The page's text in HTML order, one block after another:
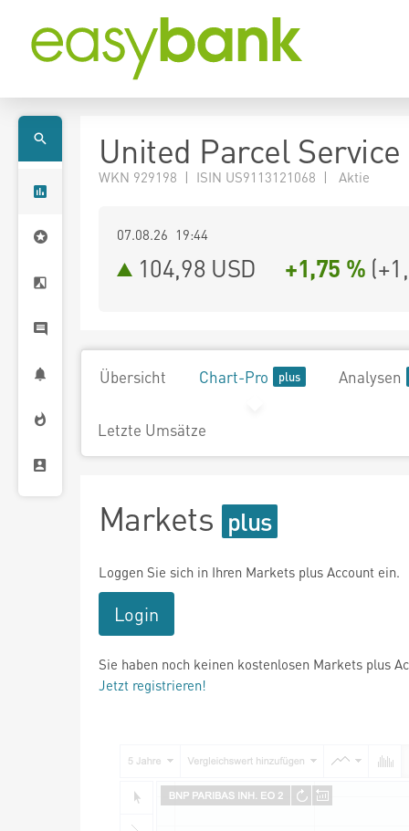
United Parcel
WKN 929198 | ISIN US9113121068 | Aktie
07.08.26 19:44
104,98 USD +1,75 % (
Übersicht Chart-Pro Analysen
Letzte Umsätze
Markets
Loggen Sie sich in Ihren Markets plus Account ein.
Login
Sie haben noch keinen kostenlosen Markets plus
Jetzt registrieren!